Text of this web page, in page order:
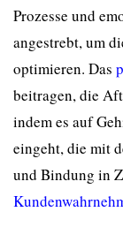
Prozesse und
angestrebt, um
optimieren. Das
beitragen, die
indem es auf
eingeht, die mit
und Bindung in